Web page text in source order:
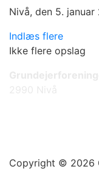
Nivå, den 5. januar
Indlæs flere
Ikke flere opslag
Copyright © 2026